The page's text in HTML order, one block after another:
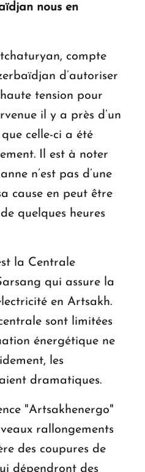
nous en
compte
d’autoriser
tension pour
il y a près d’un
celle-ci a été
Il est à noter
n’est pas d’une
cause en peut être
quelques heures
la Centrale
qui assure la
en Artsakh.
sont limitées
énergétique ne
les
dramatiques.
"Artsakhenergo"
rallongements
des coupures de
dépendront des